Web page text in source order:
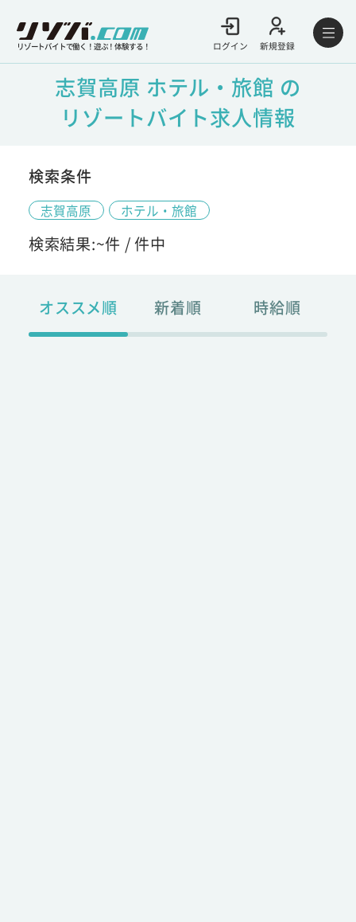
リゾートバイトで働く！遊ぶ！体験する！ ログイン 新規登録
志賀高原 ホテル・旅館 の
リゾートバイト求人情報
検索条件
志賀高原 ホテル・旅館
検索結果:~件 /件中
オススメ順 新着順 時給順